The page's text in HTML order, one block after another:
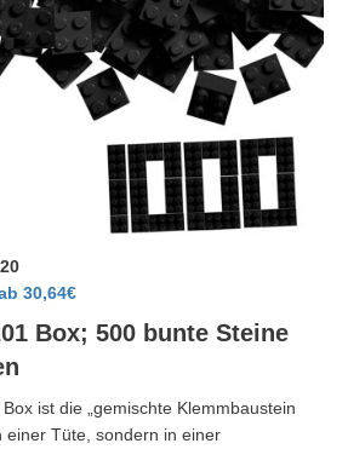
30,64€
Box; 500 bunte Steine
ist die „gemischte Klemmbaustein
einer Tüte, sondern in einer